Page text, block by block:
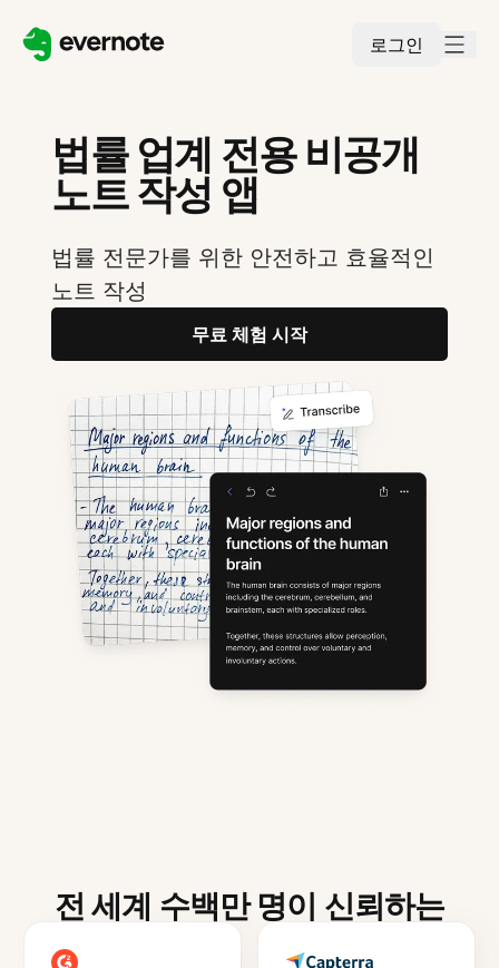
로그인
법률 업계 전용 비공개
노트 작성 앱
법률 전문가를 위한 안전하고 효율적인
노트 작성
무료 체험 시작
전 세계 수백만 명이 신뢰하는